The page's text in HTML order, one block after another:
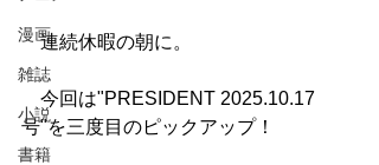
漫画
雑誌
小説
書籍
連続休暇の朝に。
今回は"PRESIDENT 2025.10.17
号"を三度目のピックアップ！